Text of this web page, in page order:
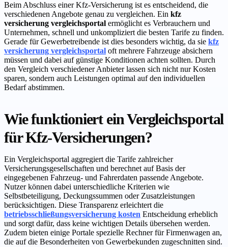
Beim Abschluss einer Kfz-Versicherung ist es entscheidend, die
verschiedenen Angebote genau zu vergleichen. Ein kfz
versicherung vergleichsportal ermöglicht es Verbrauchern und
Unternehmen, schnell und unkompliziert die besten Tarife zu finden.
Gerade für Gewerbetreibende ist dies besonders wichtig, da sie kfz
versicherung vergleichsportal oft mehrere Fahrzeuge absichern
müssen und dabei auf günstige Konditionen achten sollten. Durch
den Vergleich verschiedener Anbieter lassen sich nicht nur Kosten
sparen, sondern auch Leistungen optimal auf den individuellen
Bedarf abstimmen.
Wie funktioniert ein Vergleichsportal
für Kfz-Versicherungen?
Ein Vergleichsportal aggregiert die Tarife zahlreicher
Versicherungsgesellschaften und berechnet auf Basis der
eingegebenen Fahrzeug- und Fahrerdaten passende Angebote.
Nutzer können dabei unterschiedliche Kriterien wie
Selbstbeteiligung, Deckungssummen oder Zusatzleistungen
berücksichtigen. Diese Transparenz erleichtert die
betriebsschließungsversicherung kosten Entscheidung erheblich
und sorgt dafür, dass keine wichtigen Details übersehen werden.
Zudem bieten einige Portale spezielle Rechner für Firmenwagen an,
die auf die Besonderheiten von Gewerbekunden zugeschnitten sind.